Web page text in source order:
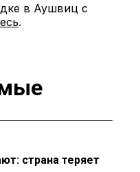
в Аушвиц с
.
страна теряет